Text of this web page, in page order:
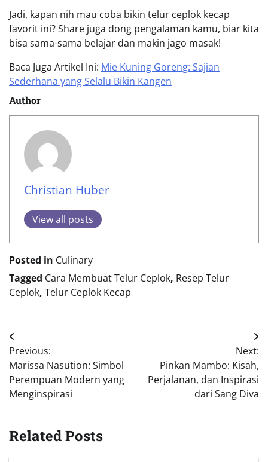
Jadi, kapan nih mau coba bikin telur ceplok kecap
favorit ini? Share juga dong pengalaman kamu, biar kita
bisa sama-sama belajar dan makin jago masak!
Baca Juga Artikel Ini: Mie Kuning Goreng: Sajian
Sederhana yang Selalu Bikin Kangen
Author
Christian Huber
View all posts
Posted in Culinary
Tagged Cara Membuat Telur Ceplok, Resep Telur
Ceplok, Telur Ceplok Kecap
Post
navigation
Previous:
Marissa Nasution: Simbol
Perempuan Modern yang
Menginspirasi
Next:
Pinkan Mambo: Kisah,
Perjalanan, dan Inspirasi
dari Sang Diva
Related Posts